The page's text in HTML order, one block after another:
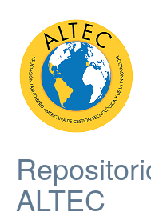
ALTEC